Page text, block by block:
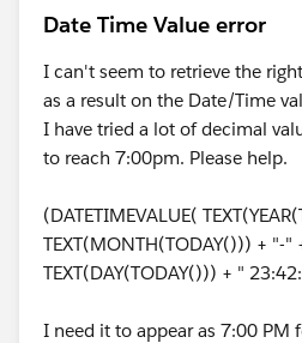
Date Time Value error
I can't seem to retrieve the
as a result on the Date/Time
I have tried a lot of decimal
to reach 7:00pm. Please help.
(DATETIMEVALUE(
TEXT(MONTH(TODAY())) + "-"
TEXT(DAY(TODAY())) + "
I need it to appear as 7:00 PM